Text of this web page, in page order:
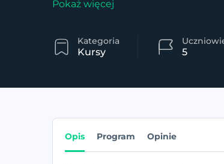
Pokaż więcej
Kategoria
Kursy 5
Opis Program Opinie